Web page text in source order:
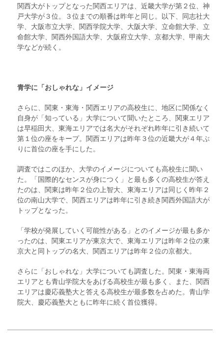
関西大がトップとなった関西エリアは、近畿大学が第２位、神
戸大学が３位。３位までの順番は昨年と同じ。以下、同志社大
学、大阪市立大学、関西学院大学、大阪大学、立命館大学、立
命館大学、関西外国語大学、大阪府立大学、京都大学、甲南大
学などが続く。
青学に「おしゃれな」イメージ
さらに、関東・東海・関西エリアの高校生に、地区に関係なく
自身が「知っている」大学について聞いたところ、関東エリア
は早稲田大、東海エリアでは名大がそれぞれ昨年に引き続いて
第１位の座をキープ。関西エリアは昨年３位の近畿大が４年ぶ
りに首位の座を手にした。
調査ではこのほか、大学のイメージについても高校生に聞い
た。「国際的なセンスが身につく」と最も多くの高校生が答え
たのは、関東は昨年２位の上智大、東海エリアは同じく昨年２
位の南山大学で、関西エリアは昨年に引き続き関西外国語大が
トップとなった。
「学校が発展していく可能性がある」とのイメージが最も多か
ったのは、関東エリアが東京大で、東海エリアは昨年２位の東
京大と同トップの名大、関西エリアは昨年２位の京都大。
さらに「おしゃれな」大学についても調査した。関東・東海両
エリアとも青山学院大をあげる高校生が最も多く、また、関西
エリアは慶応義塾大と答える高校生が最多数を占めた。青山学
院大、慶応義塾大ともに昨年に続く首位獲得。